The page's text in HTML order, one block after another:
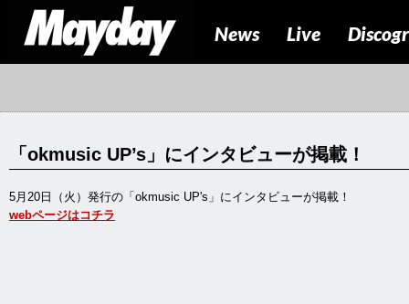
News Live
「okmusic UP’s」にインタビューが掲載！
5月20日（火）発行の「okmusic UP's」にインタビューが掲載！
webページはコチラ